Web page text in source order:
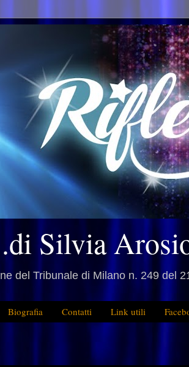
Silvia
del Tribunale di Milano n. 249 del
Biografia Contatti Link utili